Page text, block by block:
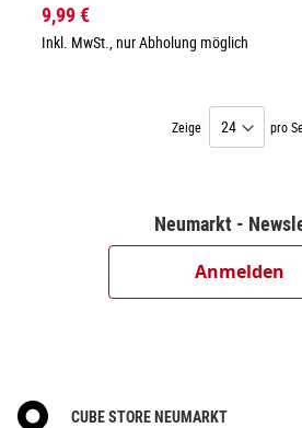
9,99 €
Inkl. MwSt., nur Abholung möglich
Zeige pro
Neumarkt -
Anmelden
CUBE STORE NEUMARKT